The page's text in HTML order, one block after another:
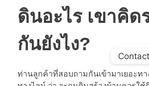
ดินอะไร เขาคิด
กันยังไง?
ท่านลูกค้าที่สอบถามกันเข้ามาเยอะท